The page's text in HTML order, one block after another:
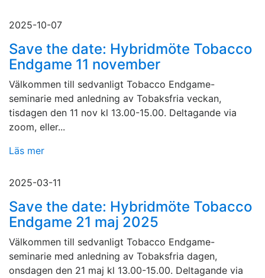
2025-10-07
Save the date: Hybridmöte Tobacco
Endgame 11 november
Välkommen till sedvanligt Tobacco Endgame-
seminarie med anledning av Tobaksfria veckan,
tisdagen den 11 nov kl 13.00-15.00. Deltagande via
zoom, eller...
Läs mer
2025-03-11
Save the date: Hybridmöte Tobacco
Endgame 21 maj 2025
Välkommen till sedvanligt Tobacco Endgame-
seminarie med anledning av Tobaksfria dagen,
onsdagen den 21 maj kl 13.00-15.00. Deltagande via